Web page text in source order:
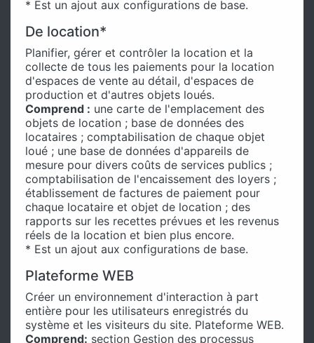
* Est un ajout aux configurations de base.
De location*
Planifier, gérer et contrôler la location et la
collecte de tous les paiements pour la location
d'espaces de vente au détail, d'espaces de
production et d'autres objets loués.
Comprend : une carte de l'emplacement des
objets de location ; base de données des
locataires ; comptabilisation de chaque objet
loué ; une base de données d'appareils de
mesure pour divers coûts de services publics ;
comptabilisation de l'encaissement des loyers ;
établissement de factures de paiement pour
chaque locataire et objet de location ; des
rapports sur les recettes prévues et les revenus
réels de la location et bien plus encore.
* Est un ajout aux configurations de base.
Plateforme WEB
Créer un environnement d'interaction à part
entière pour les utilisateurs enregistrés du
système et les visiteurs du site. Plateforme WEB.
Comprend: section Gestion des processus